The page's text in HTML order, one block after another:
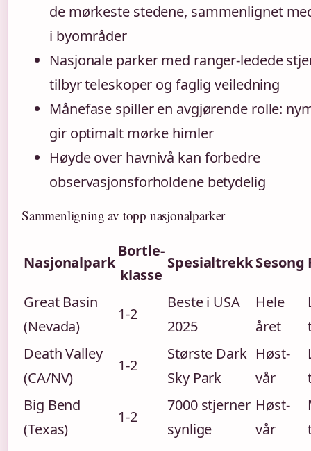
de mørkeste stedene, sammenlignet
i byområder
Nasjonale parker med ranger-ledede
tilbyr teleskoper og faglig veiledning
Månefase spiller en avgjørende rolle:
gir optimalt mørke himler
Høyde over havnivå kan forbedre
observasjonsforholdene betydelig
Sammenligning av topp nasjonalparker
Nasjonalpark
Bortle-
klasse
SpesialtrekkSesong
Great Basin
(Nevada)
1-2
Beste i USA
2025
Hele
året
Death Valley
(CA/NV)
1-2
Største Dark
Sky Park
Høst-
vår
Big Bend
(Texas)
1-2
7000 stjerner
synlige
Høst-
vår